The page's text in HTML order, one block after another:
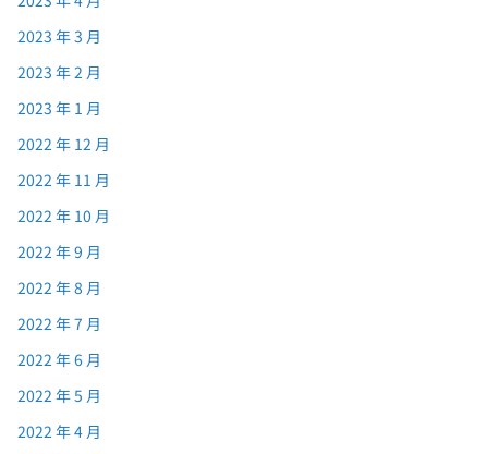
2023 年 3 月
2023 年 2 月
2023 年 1 月
2022 年 12 月
2022 年 11 月
2022 年 10 月
2022 年 9 月
2022 年 8 月
2022 年 7 月
2022 年 6 月
2022 年 5 月
2022 年 4 月